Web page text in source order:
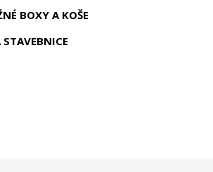
BOXY A KOŠE
STAVEBNICE